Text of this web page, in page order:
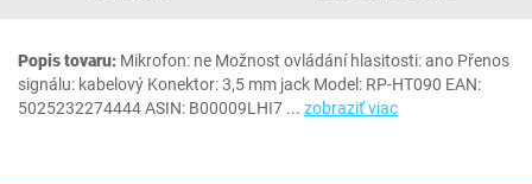
Popis tovaru: Mikrofon: ne Možnost ovládání hlasitosti: ano Přenos
signálu: kabelový Konektor: 3,5 mm jack Model: RP-HT090 EAN:
5025232274444 ASIN: B00009LHI7 ... zobraziť viac